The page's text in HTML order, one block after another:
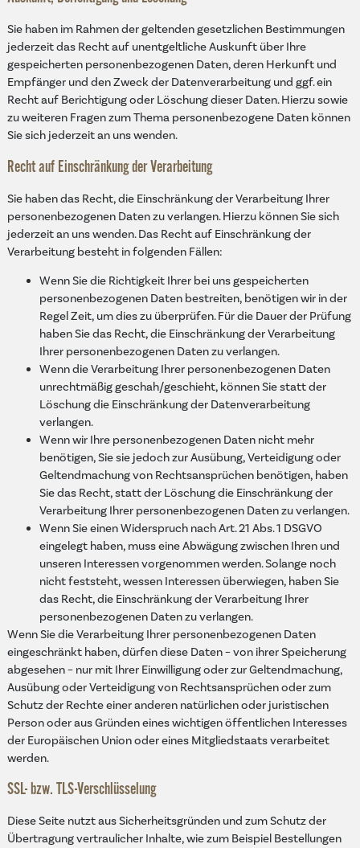
Sie haben im Rahmen der geltenden gesetzlichen Bestimmungen
jederzeit das Recht auf unentgeltliche Auskunft über Ihre
gespeicherten personenbezogenen Daten, deren Herkunft und
Empfänger und den Zweck der Datenverarbeitung und ggf. ein
Recht auf Berichtigung oder Löschung dieser Daten. Hierzu sowie
zu weiteren Fragen zum Thema personenbezogene Daten können
Sie sich jederzeit an uns wenden.
Recht auf Einschränkung der Verarbeitung
Sie haben das Recht, die Einschränkung der Verarbeitung Ihrer
personenbezogenen Daten zu verlangen. Hierzu können Sie sich
jederzeit an uns wenden. Das Recht auf Einschränkung der
Verarbeitung besteht in folgenden Fällen:
Wenn Sie die Richtigkeit Ihrer bei uns gespeicherten
personenbezogenen Daten bestreiten, benötigen wir in der
Regel Zeit, um dies zu überprüfen. Für die Dauer der Prüfung
haben Sie das Recht, die Einschränkung der Verarbeitung
Ihrer personenbezogenen Daten zu verlangen.
Wenn die Verarbeitung Ihrer personenbezogenen Daten
unrechtmäßig geschah/geschieht, können Sie statt der
Löschung die Einschränkung der Datenverarbeitung
verlangen.
Wenn wir Ihre personenbezogenen Daten nicht mehr
benötigen, Sie sie jedoch zur Ausübung, Verteidigung oder
Geltendmachung von Rechtsansprüchen benötigen, haben
Sie das Recht, statt der Löschung die Einschränkung der
Verarbeitung Ihrer personenbezogenen Daten zu verlangen.
Wenn Sie einen Widerspruch nach Art. 21 Abs. 1 DSGVO
eingelegt haben, muss eine Abwägung zwischen Ihren und
unseren Interessen vorgenommen werden. Solange noch
nicht feststeht, wessen Interessen überwiegen, haben Sie
das Recht, die Einschränkung der Verarbeitung Ihrer
personenbezogenen Daten zu verlangen.
Wenn Sie die Verarbeitung Ihrer personenbezogenen Daten
eingeschränkt haben, dürfen diese Daten – von ihrer Speicherung
abgesehen – nur mit Ihrer Einwilligung oder zur Geltendmachung,
Ausübung oder Verteidigung von Rechtsansprüchen oder zum
Schutz der Rechte einer anderen natürlichen oder juristischen
Person oder aus Gründen eines wichtigen öffentlichen Interesses
der Europäischen Union oder eines Mitgliedstaats verarbeitet
werden.
SSL- bzw. TLS-Verschlüsselung
Diese Seite nutzt aus Sicherheitsgründen und zum Schutz der
Übertragung vertraulicher Inhalte, wie zum Beispiel Bestellungen